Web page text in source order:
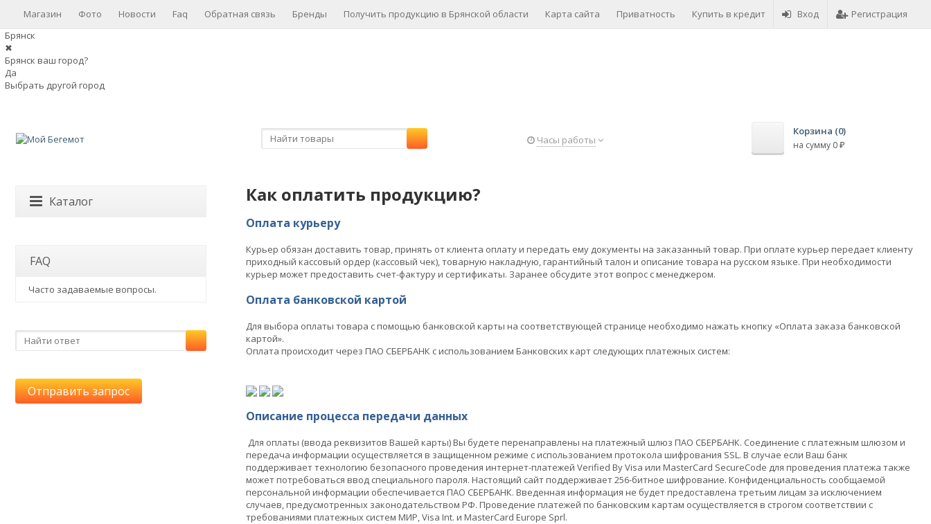
Вход Регистрация
Магазин Фото Новости Faq Обратная связь Бренды Получить продукцию в Брянской области Карта сайта Приватность Купить в кредит Возврат товара
Оплата
Брянск
✖
Брянск ваш город?
Да
Выбрать другой город
Часы работы
Корзина (0)
на сумму 0 ₽
Каталог
FAQ
Часто задаваемые вопросы.
Отправить запрос
Как оплатить продукцию?
Оплата курьеру
Курьер обязан доставить товар, принять от клиента оплату и передать ему документы на заказанный товар. При оплате курьер передает клиенту
приходный кассовый ордер (кассовый чек), товарную накладную, гарантийный талон и описание товара на русском языке. При необходимости
курьер может предоставить счет-фактуру и сертификаты. Заранее обсудите этот вопрос с менеджером.
Оплата банковской картой
Для выбора оплаты товара с помощью банковской карты на соответствующей странице необходимо нажать кнопку «Оплата заказа банковской
картой».
Оплата происходит через ПАО СБЕРБАНК с использованием Банковских карт следующих платежных систем:
Описание процесса передачи данных
Для оплаты (ввода реквизитов Вашей карты) Вы будете перенаправлены на платежный шлюз ПАО СБЕРБАНК. Соединение с платежным шлюзом и
передача информации осуществляется в защищенном режиме с использованием протокола шифрования SSL. В случае если Ваш банк
поддерживает технологию безопасного проведения интернет-платежей Verified By Visa или MasterCard SecureCode для проведения платежа также
может потребоваться ввод специального пароля. Настоящий сайт поддерживает 256-битное шифрование. Конфиденциальность сообщаемой
персональной информации обеспечивается ПАО СБЕРБАНК. Введенная информация не будет предоставлена третьим лицам за исключением
случаев, предусмотренных законодательством РФ. Проведение платежей по банковским картам осуществляется в строгом соответствии с
требованиями платежных систем МИР, Visa Int. и MasterCard Europe Sprl.